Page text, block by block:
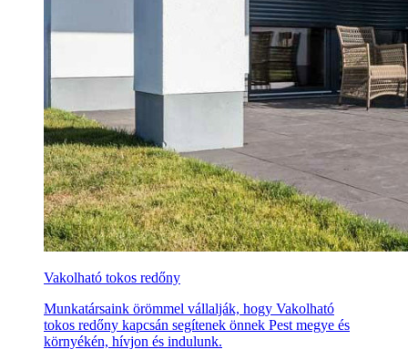
Vakolható tokos redőny
Munkatársaink örömmel vállalják, hogy Vakolható
tokos redőny kapcsán segítenek önnek Pest megye és
környékén, hívjon és indulunk.